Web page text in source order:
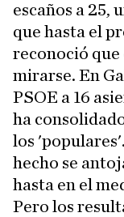
escaños a 25,
que hasta el
reconoció que
mirarse. En
PSOE a 16
ha
los
hecho se
hasta en el
Pero los